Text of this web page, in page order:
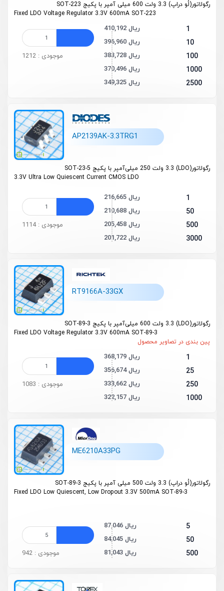
رگولاتور(لُو دراپ) 3.3 ولت 600 میلی آمپر با پکیج SOT-223
Fixed LDO Voltage Regulator 3.3V 600mA SOT-223
1 410,192 ریال
10 396,960 ریال
100 383,728 ریال
1000 370,496 ریال
2500 349,325 ریال
موجودی : 1212
AP2139AK-3.3TRG1
رگولاتور(LDO) 3.3 ولت 250 میلی‌آمپر با پکیج SOT-23-5
3.3V Ultra Low Quiescent Current CMOS LDO
1 216,665 ریال
50 210,688 ریال
500 205,458 ریال
3000 201,722 ریال
موجودی : 1114
RT9166A-33GX
رگولاتور(LDO) 3.3 ولت 600 میلی‌آمپر با پکیج SOT-89-3
Fixed LDO Voltage Regulator 3.3V 600mA SOT-89-3
پین بندی در تصاویر محصول
1 368,179 ریال
25 356,674 ریال
250 333,662 ریال
1000 322,157 ریال
موجودی : 1083
ME6210A33PG
رگولاتور(لُو دراپ) 3.3 ولت 500 میلی آمپر با پکیج SOT-89-3
Fixed LDO Low Quiescent, Low Dropout 3.3V 500mA SOT-89-3
5 87,046 ریال
50 84,045 ریال
500 81,043 ریال موجودی : 942